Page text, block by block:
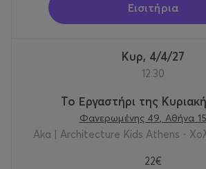
Εισιτήρια
Κυρ, 4/4/27
12:30
Το Εργαστήρι της
Φανερωμένης 49, Αθήνα
Aka | Architecture Kids Athens -
22€